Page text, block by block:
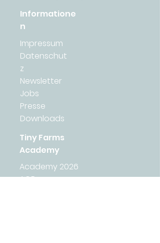
Informatione
n
Impressum
Datenschut
z
Newsletter
Jobs
Presse
Downloads
Tiny Farms
Academy
Academy 2026
AGB